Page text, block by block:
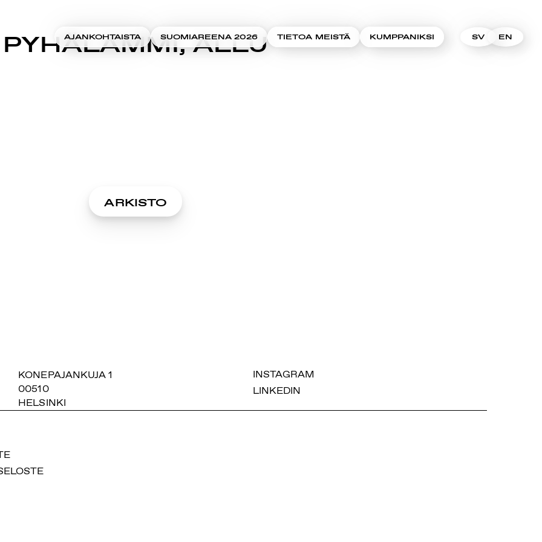
AJANKOHTAISTA
SUOMIAREENA 2026 TIETOA MEISTÄ KUMPPANIKSI SV EN
PYHÄLAMMI, ALLU
ARKISTO
SUOMIAREENA
KONEPAJANKUJA 1
00510
HELSINKI
INSTAGRAM
LINKEDIN